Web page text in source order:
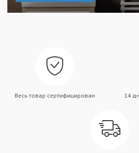
Весь товар сертифицирован 14